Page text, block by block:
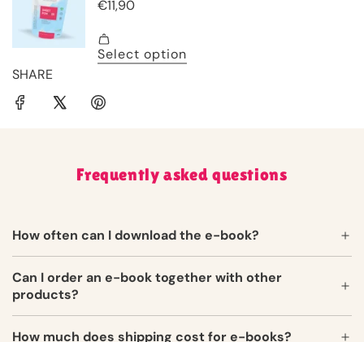
SHARE
Frequently asked questions
How often can I download the e-book?
Can I order an e-book together with other
products?
How much does shipping cost for e-books?